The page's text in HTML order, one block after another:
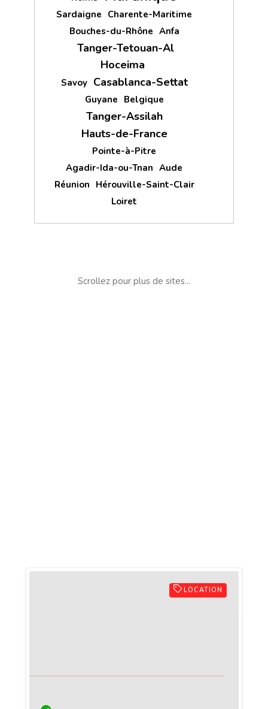
Sardaigne Charente-Maritime
Bouches-du-Rhône Anfa
Tanger-Tetouan-Al
Hoceima
Savoy Casablanca-Settat
Guyane Belgique
Tanger-Assilah
Hauts-de-France
Pointe-à-Pitre
Agadir-Ida-ou-Tnan Aude
Réunion Hérouville-Saint-Clair
Loiret
Scrollez pour plus de sites...
LOCATION